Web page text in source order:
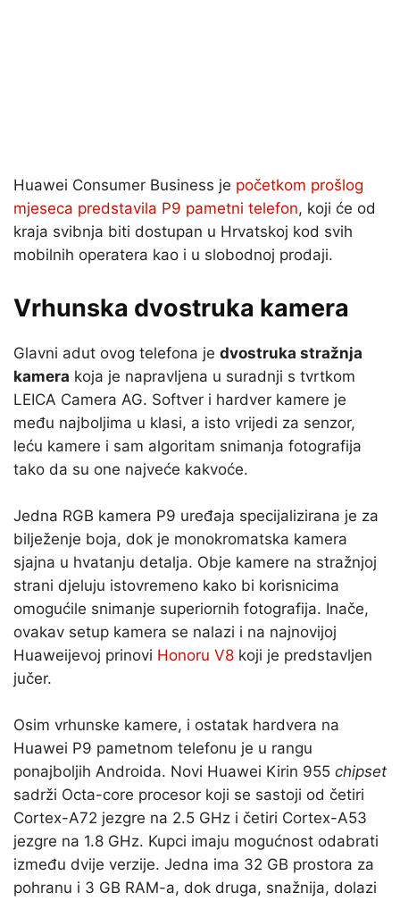
Huawei Consumer Business je početkom prošlog
mjeseca predstavila P9 pametni telefon, koji će od
kraja svibnja biti dostupan u Hrvatskoj kod svih
mobilnih operatera kao i u slobodnoj prodaji.
Vrhunska dvostruka kamera
Glavni adut ovog telefona je dvostruka stražnja
kamera koja je napravljena u suradnji s tvrtkom
LEICA Camera AG. Softver i hardver kamere je
među najboljima u klasi, a isto vrijedi za senzor,
leću kamere i sam algoritam snimanja fotografija
tako da su one najveće kakvoće.
Jedna RGB kamera P9 uređaja specijalizirana je za
bilježenje boja, dok je monokromatska kamera
sjajna u hvatanju detalja. Obje kamere na stražnjoj
strani djeluju istovremeno kako bi korisnicima
omogućile snimanje superiornih fotografija. Inače,
ovakav setup kamera se nalazi i na najnovijoj
Huaweijevoj prinovi Honoru V8 koji je predstavljen
jučer.
Osim vrhunske kamere, i ostatak hardvera na
Huawei P9 pametnom telefonu je u rangu
ponajboljih Androida. Novi Huawei Kirin 955 chipset
sadrži Octa-core procesor koji se sastoji od četiri
Cortex-A72 jezgre na 2.5 GHz i četiri Cortex-A53
jezgre na 1.8 GHz. Kupci imaju mogućnost odabrati
između dvije verzije. Jedna ima 32 GB prostora za
pohranu i 3 GB RAM-a, dok druga, snažnija, dolazi